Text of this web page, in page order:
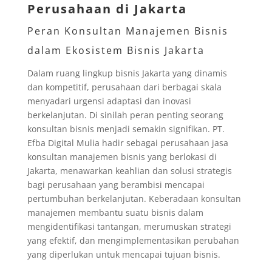
Perusahaan di Jakarta
Peran Konsultan Manajemen Bisnis
dalam Ekosistem Bisnis Jakarta
Dalam ruang lingkup bisnis Jakarta yang dinamis
dan kompetitif, perusahaan dari berbagai skala
menyadari urgensi adaptasi dan inovasi
berkelanjutan. Di sinilah peran penting seorang
konsultan bisnis menjadi semakin signifikan. PT.
Efba Digital Mulia hadir sebagai perusahaan jasa
konsultan manajemen bisnis yang berlokasi di
Jakarta, menawarkan keahlian dan solusi strategis
bagi perusahaan yang berambisi mencapai
pertumbuhan berkelanjutan. Keberadaan konsultan
manajemen membantu suatu bisnis dalam
mengidentifikasi tantangan, merumuskan strategi
yang efektif, dan mengimplementasikan perubahan
yang diperlukan untuk mencapai tujuan bisnis.